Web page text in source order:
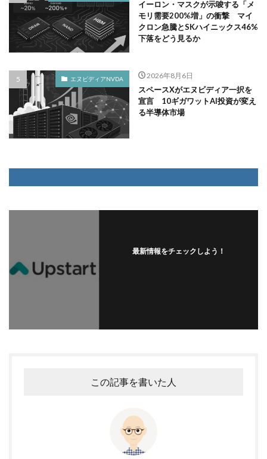
イーロン・マスクが示唆する「メ
モリ需要200%増」の衝撃 マイ
クロン急騰とSKハイニックス46%
下落をどう見るか
エヌビディアNVDA 2026年8月6日
スペースXがエヌビディア一択を
宣言 10ギガワットAI投資が変え
る半導体市場
最新情報をチェックしよう！
この記事を書いた人